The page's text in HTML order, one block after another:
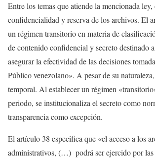
Entre los temas que atiende la mencionada ley,
confidencialidad y reserva de los archivos. El
un régimen transitorio en materia de
de contenido confidencial y secreto destinado
asegurar la efectividad de las decisiones
Público venezolano». A pesar de su
temporal. Al establecer un régimen
periodo, se institucionaliza el secreto como
transparencia como excepción.
El artículo 38 especifica que «el acceso a los
administrativos, (…) podrá ser ejercido por las